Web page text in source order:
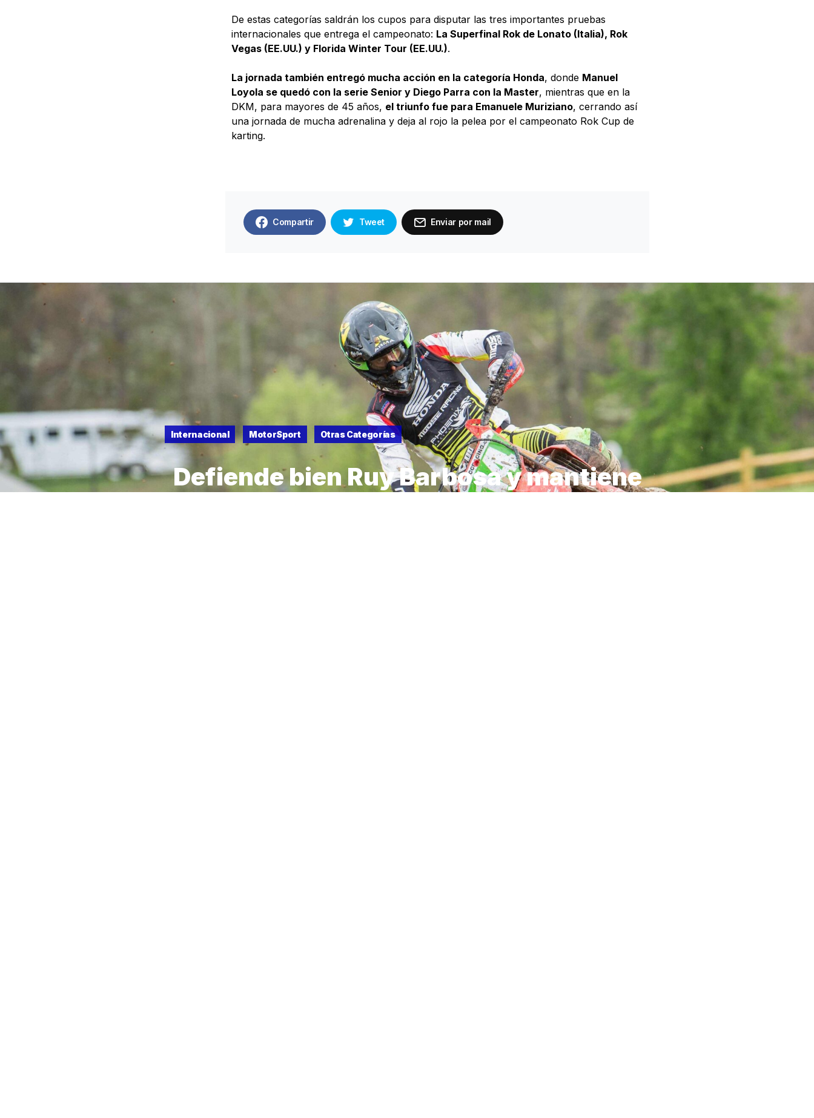
De estas categorías saldrán los cupos para disputar las tres importantes pruebas
internacionales que entrega el campeonato: La Superfinal Rok de Lonato (Italia), Rok
Vegas (EE.UU.) y Florida Winter Tour (EE.UU.).
La jornada también entregó mucha acción en la categoría Honda, donde Manuel
Loyola se quedó con la serie Senior y Diego Parra con la Master, mientras que en la
DKM, para mayores de 45 años, el triunfo fue para Emanuele Muriziano, cerrando así
una jornada de mucha adrenalina y deja al rojo la pelea por el campeonato Rok Cup de
karting.
Compartir Tweet Enviar por mail
Internacional MotorSport Otras Categorías
Defiende bien Ruy Barbosa y mantiene